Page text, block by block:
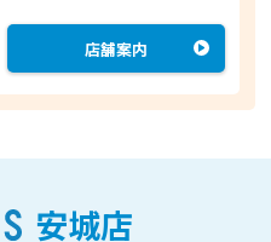
店舗案内
安城店